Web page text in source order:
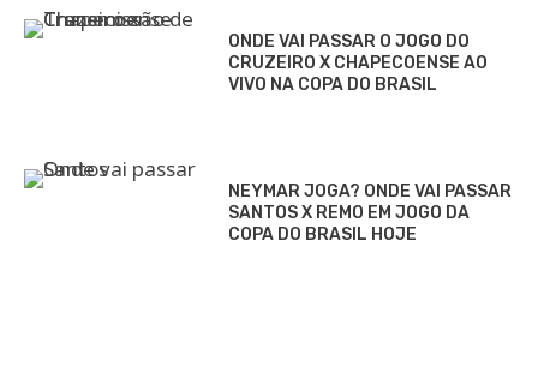
ONDE VAI PASSAR O JOGO DO
CRUZEIRO X CHAPECOENSE AO
VIVO NA COPA DO BRASIL
NEYMAR JOGA? ONDE VAI PASSAR
SANTOS X REMO EM JOGO DA
COPA DO BRASIL HOJE